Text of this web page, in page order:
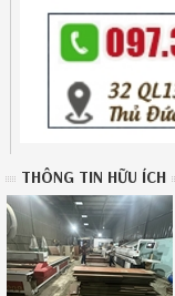
THÔNG TIN HỮU ÍCH